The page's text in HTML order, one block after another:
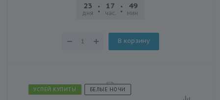
23
дня
17
час.
49
мин.
В корзину
УСПЕЙ КУПИТЬ! БЕЛЫЕ НОЧИ